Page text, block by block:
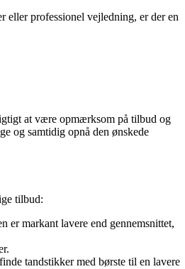
eller professionel vejledning, er der en
at være opmærksom på tilbud og
og samtidig opnå den ønskede
tilbud:
er markant lavere end gennemsnittet,
tandstikker med børste til en lavere